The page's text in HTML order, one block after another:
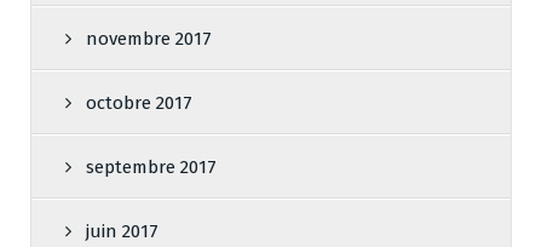
novembre 2017
octobre 2017
septembre 2017
juin 2017